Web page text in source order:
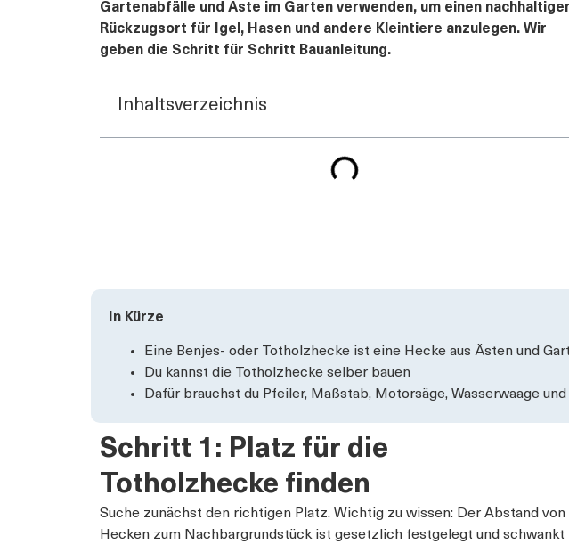
Gartenabfälle und Äste im Garten verwenden, um einen
Rückzugsort für Igel, Hasen und andere Kleintiere anzulegen. Wir
geben die Schritt für Schritt Bauanleitung.
Inhaltsverzeichnis
In Kürze
Eine Benjes- oder Totholzhecke ist eine Hecke aus Ästen und
Du kannst die Totholzhecke selber bauen
Dafür brauchst du Pfeiler, Maßstab, Motorsäge, Wasserwaage
Schritt 1: Platz für die
Totholzhecke finden
Suche zunächst den richtigen Platz. Wichtig zu wissen: Der Abstand von
Hecken zum Nachbargrundstück ist gesetzlich festgelegt und schwankt